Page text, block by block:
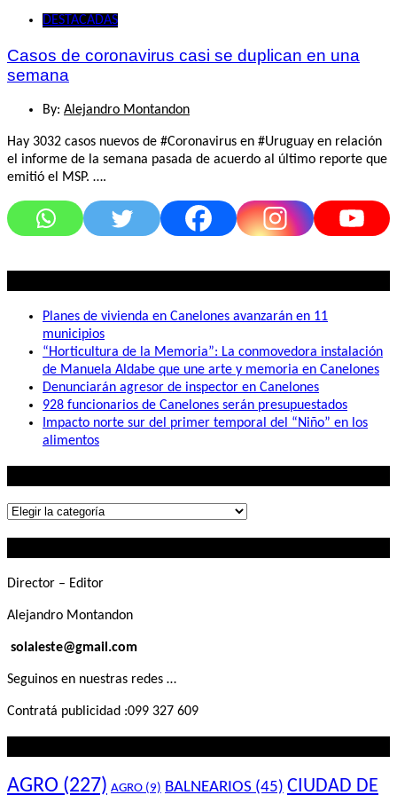
DESTACADAS
Casos de coronavirus casi se duplican en una
semana
By: Alejandro Montandon
Hay 3032 casos nuevos de #Coronavirus en #Uruguay en relación
el informe de la semana pasada de acuerdo al último reporte que
emitió el MSP. ….
Planes de vivienda en Canelones avanzarán en 11
municipios
“Horticultura de la Memoria”: La conmovedora instalación
de Manuela Aldabe que une arte y memoria en Canelones
Denunciarán agresor de inspector en Canelones
928 funcionarios de Canelones serán presupuestados
Impacto norte sur del primer temporal del “Niño” en los
alimentos
Lo
Director – Editor
Alejandro Montandon
solaleste@gmail.com
Seguinos en nuestras redes …
Contratá publicidad :099 327 609
AGRO (227) AGRO (9) BALNEARIOS (45) CIUDAD DE